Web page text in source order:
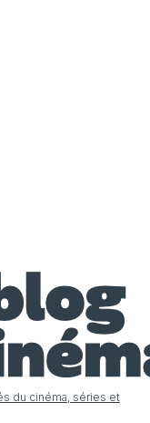
du cinéma, séries et